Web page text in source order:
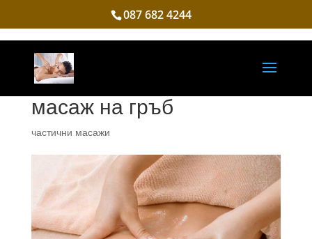
087 682 4244
масаж на гръб
частични масажи